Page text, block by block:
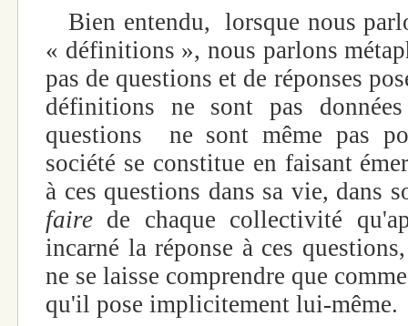
Bien entendu, lorsque nous
« définitions », nous parlons
pas de questions et de réponses
définitions ne sont pas
questions ne sont même pas
société se constitue en faisant
à ces questions dans sa vie, dans
faire de chaque collectivité
incarné la réponse à ces
ne se laisse comprendre que
qu'il pose implicitement lui-même.